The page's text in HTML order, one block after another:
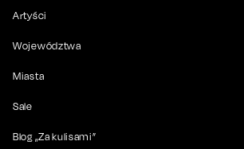
Artyści
Województwa
Miasta
Sale
Blog „Za kulisami”